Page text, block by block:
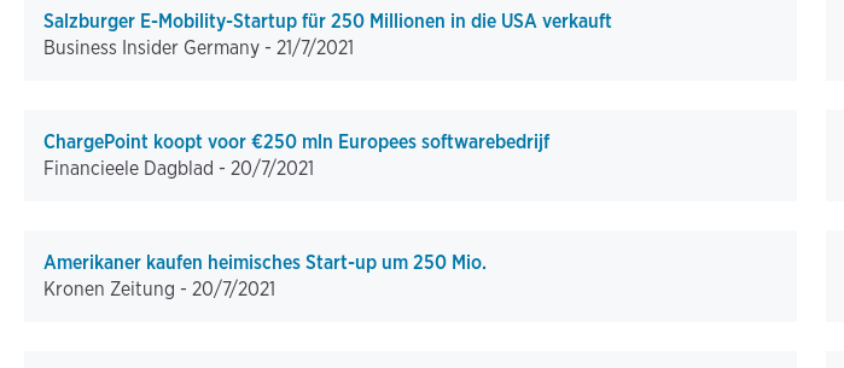
Salzburger E-Mobility-Startup für 250 Millionen in die USA verkauft
Business Insider Germany - 21/7/2021
ChargePoint koopt voor €250 mln Europees softwarebedrijf
Financieele Dagblad - 20/7/2021
Amerikaner kaufen heimisches Start-up um 250 Mio.
Kronen Zeitung - 20/7/2021